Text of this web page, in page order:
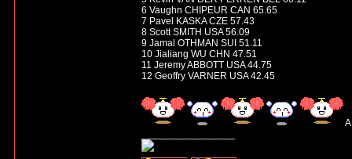
6 Vaughn CHIPEUR CAN 65.65
7 Pavel KASKA CZE 57.43
8 Scott SMITH USA 56.09
9 Jamal OTHMAN SUI 51.11
10 Jialiang WU CHN 47.51
11 Jeremy ABBOTT USA 44.75
12 Geoffry VARNER USA 42.45